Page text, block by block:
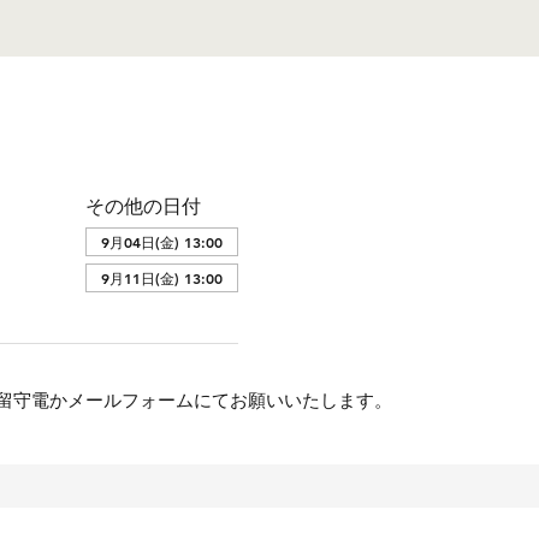
その他の日付
9月04日(金) 13:00
9月11日(金) 13:00
電かメールフォームにてお願いいたします。